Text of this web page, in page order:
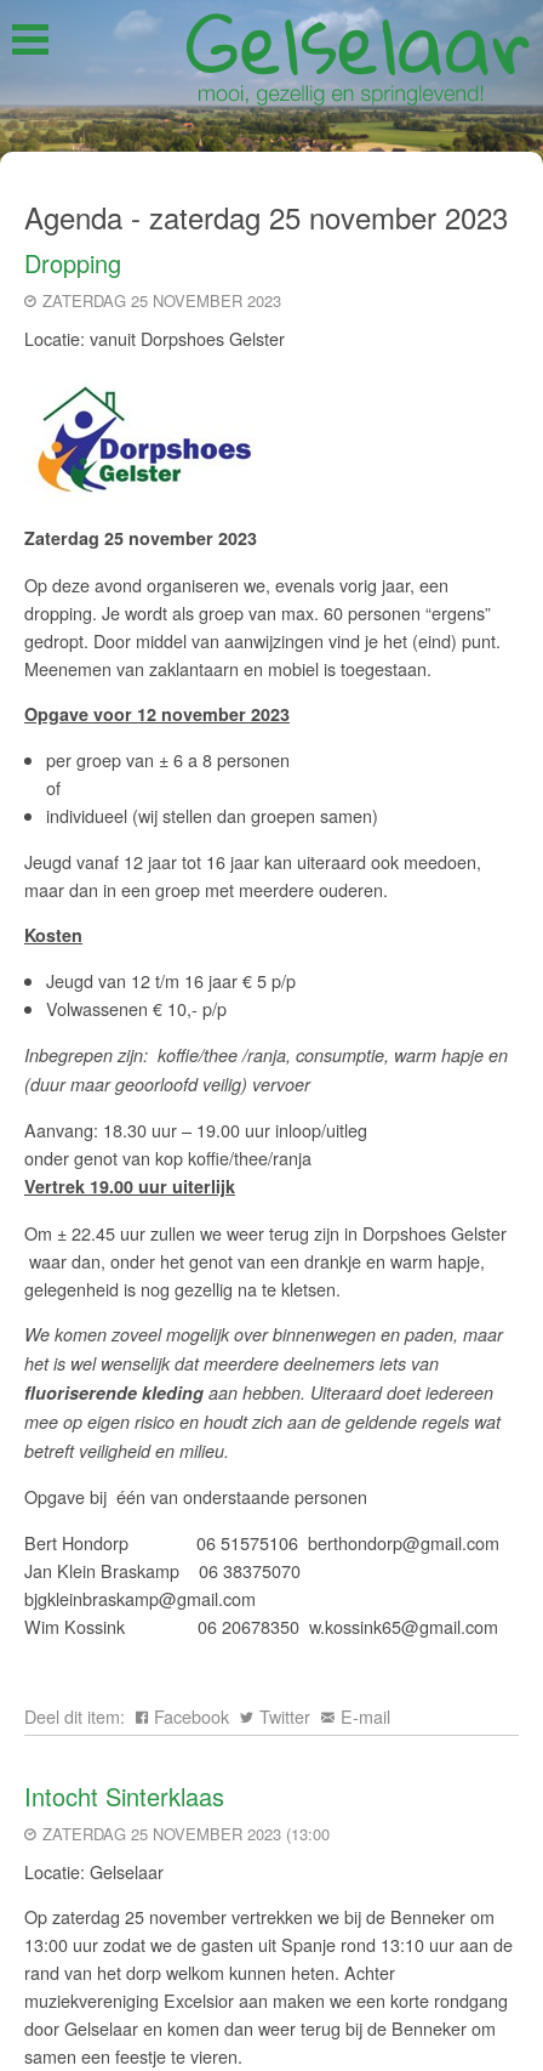
Agenda - zaterdag 25 november 2023
Dropping
ZATERDAG 25 NOVEMBER 2023
Locatie: vanuit Dorpshoes Gelster
Zaterdag 25 november 2023
Op deze avond organiseren we, evenals vorig jaar, een
dropping. Je wordt als groep van max. 60 personen “ergens”
gedropt. Door middel van aanwijzingen vind je het (eind) punt.
Meenemen van zaklantaarn en mobiel is toegestaan.
Opgave voor 12 november 2023
per groep van ± 6 a 8 personen
of
individueel (wij stellen dan groepen samen)
Jeugd vanaf 12 jaar tot 16 jaar kan uiteraard ook meedoen,
maar dan in een groep met meerdere ouderen.
Kosten
Jeugd van 12 t/m 16 jaar € 5 p/p
Volwassenen € 10,- p/p
Inbegrepen zijn: koffie/thee /ranja, consumptie, warm hapje en
(duur maar geoorloofd veilig) vervoer
Aanvang: 18.30 uur – 19.00 uur inloop/uitleg
onder genot van kop koffie/thee/ranja
Vertrek 19.00 uur uiterlijk
Om ± 22.45 uur zullen we weer terug zijn in Dorpshoes Gelster
waar dan, onder het genot van een drankje en warm hapje,
gelegenheid is nog gezellig na te kletsen.
We komen zoveel mogelijk over binnenwegen en paden, maar
het is wel wenselijk dat meerdere deelnemers iets van
fluoriserende kledingaan hebben. Uiteraard doet iedereen
mee op eigen risico en houdt zich aan de geldende regels wat
betreft veiligheid en milieu.
Opgave bij één van onderstaande personen
Bert Hondorp 06 51575106 berthondorp@gmail.com
Jan Klein Braskamp 06 38375070
bjgkleinbraskamp@gmail.com
Wim Kossink 06 20678350 w.kossink65@gmail.com
Deel dit item: Facebook Twitter E-mail
Intocht Sinterklaas
ZATERDAG 25 NOVEMBER 2023 (13:00
Locatie: Gelselaar
Op zaterdag 25 november vertrekken we bij de Benneker om
13:00 uur zodat we de gasten uit Spanje rond 13:10 uur aan de
rand van het dorp welkom kunnen heten. Achter
muziekvereniging Excelsior aan maken we een korte rondgang
door Gelselaar en komen dan weer terug bij de Benneker om
samen een feestje te vieren.